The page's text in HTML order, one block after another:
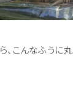
、こんなふうに